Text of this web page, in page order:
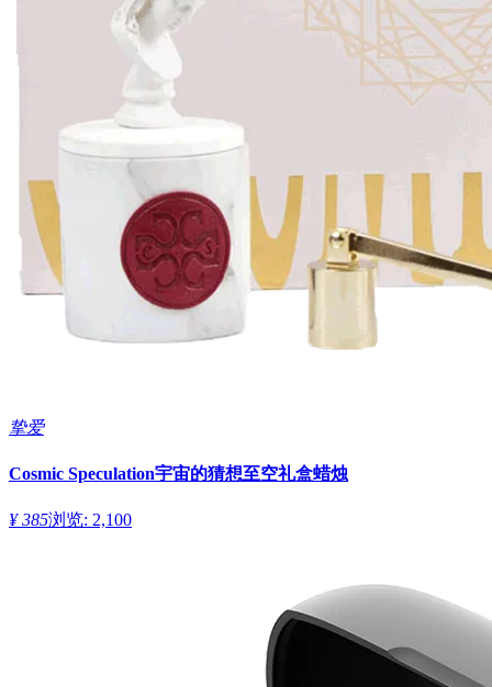
挚爱
Cosmic Speculation宇宙的猜想至空礼盒蜡烛
¥ 385浏览: 2,100